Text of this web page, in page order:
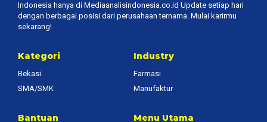
Indonesia hanya di Mediaanalisindonesia.co.id Update setiap hari
dengan berbagai posisi dari perusahaan ternama. Mulai karirmu
sekarang!
Kategori
Bekasi
SMA/SMK
Industry
Farmasi
Manufaktur
Bantuan Menu Utama